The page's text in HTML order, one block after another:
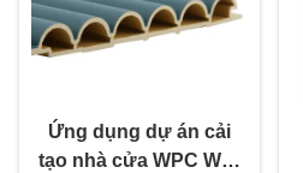
Ứng dụng dự án cải
tạo nhà cửa WPC Wall